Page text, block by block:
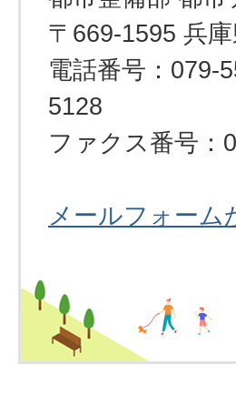
〒669-1595 兵
電話番号：079-
5128
ファクス番号：
メールフォー